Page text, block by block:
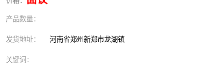
产品数量：
发货地址： 河南省郑州新郑市龙湖镇
关键词：